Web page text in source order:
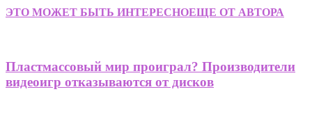
ЭТО МОЖЕТ БЫТЬ ИНТЕРЕСНОЕЩЕ ОТ АВТОРА
Пластмассовый мир проиграл? Производители
видеоигр отказываются от дисков